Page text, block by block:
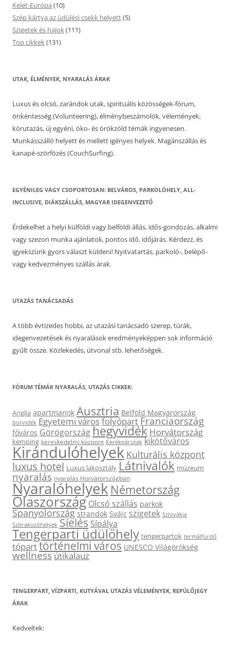
Kelet-Európa (10)
Szép kártya az üdülési csekk helyett(5)
Szigetek és hajok(111)
Top cikkek(131)
UTAK, ÉLMÉNYEK, NYARALÁS ÁRAK
Luxus és olcsó, zarándok utak, spirituális közösségek-fórum,
önkéntesség (Volunteering), élménybeszámolók, vélemények,
körutazás, új egyéni, öko- és örökzöld témák ingyenesen.
Munkásszálló helyett és mellett igényes helyek. Magánszállás és
kanapé-szörfözés (CouchSurfing).
EGYÉNILEG VAGY CSOPORTOSAN: BELVÁROS, PARKOLÓHELY, ALL-
INCLUSIVE, DIÁKSZÁLLÁS, MAGYAR IDEGENVEZETŐ
Érdekelhet a helyi külföldi vagy belföldi állás, idős-gondozás, alkalmi
vagy szezon munka ajánlatok, pontos idő, időjárás. Kérdezz, és
igyekszünk gyors választ küldeni! Nyitvatartás, parkoló-, belépő-
vagy kedvezményes szállás árak.
UTAZÁS TANÁCSADÁS
A több évtizedes hobbi, az utazási tanácsadó szerep, túrák,
idegenvezetések és nyaralások eredményeképpen sok információ
gyűlt össze. Közlekedés, útvonal stb. lehetőségek.
FÓRUM TÉMÁK NYARALÁS, UTAZÁS CIKKEK:
Anglia apartmanok Ausztria Belföld Magyarország
borvidék Egyetemi városfolyópart Franciaország
főváros Görögországhegyvidék Horvátország
kemping kereskedelmi központ Kerékpárutak kikötőváros
Kirándulóhelyek Kulturális központ
luxus hotel Luxus lakosztály Látnivalók múzeum
nyaralás nyaralás Horvátországban
Nyaralóhelyek Németország
Olaszország Olcsó szállás parkok
Spanyolország strandok Svájc szigetek Szlovákia
Szórakozóhelyek Síelés Sípálya
Tengerparti üdülőhely tengerpartok termálfürdő
tóparttörténelmi város UNESCO Világörökség
wellnessútikalauz
TENGERPART, VÍZPARTI, KUTYÁVAL UTAZÁS VÉLEMÉNYEK, REPÜLŐJEGY
ÁRAK
Kedveltek: